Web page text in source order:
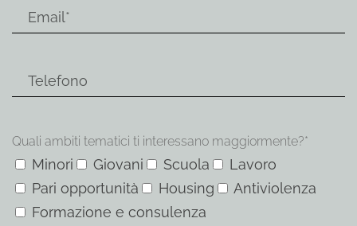
Quali ambiti tematici ti interessano maggiormente?*
Minori Giovani Scuola
Lavoro
Pari opportunità
Housing
Antiviolenza
Formazione e consulenza